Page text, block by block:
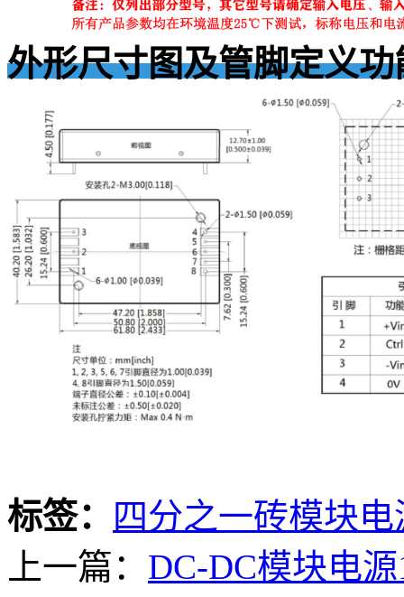
外形尺寸图及管脚定义功
标签：
四分之一砖模块电
上一篇： DC-DC模块电